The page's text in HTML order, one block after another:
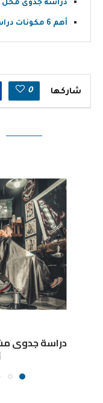
دراسة جدوى
أهم 6 مكونات دراسة الجدوى الفنية
شاركها 0
دراسة جدوى